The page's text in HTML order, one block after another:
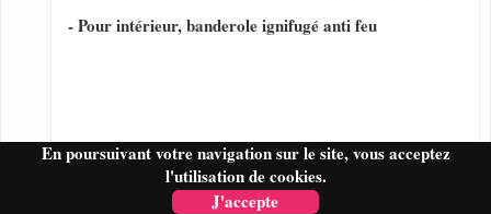
En poursuivant votre navigation sur le site, vous acceptez
l'utilisation de cookies.
J'accepte
- Pour intérieur, banderole ignifugé anti feu